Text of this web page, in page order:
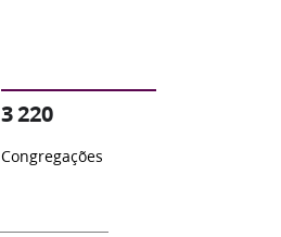
3 220
Congregações